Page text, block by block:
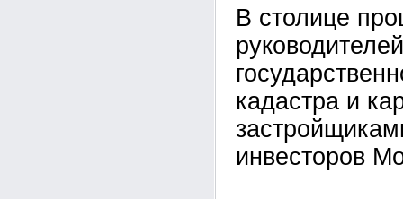
В столице
кадастра и
инвесторов